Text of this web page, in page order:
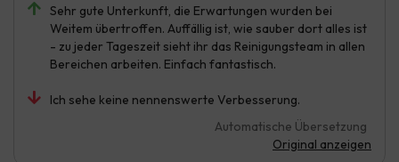
Sehr gute Unterkunft, die Erwartungen wurden bei
Weitem übertroffen. Auffällig ist, wie sauber dort alles ist
- zu jeder Tageszeit sieht ihr das Reinigungsteam in allen
Bereichen arbeiten. Einfach fantastisch.
Ich sehe keine nennenswerte Verbesserung.
Automatische Übersetzung
Original anzeigen